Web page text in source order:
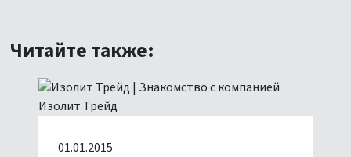
Читайте также:
01.01.2015